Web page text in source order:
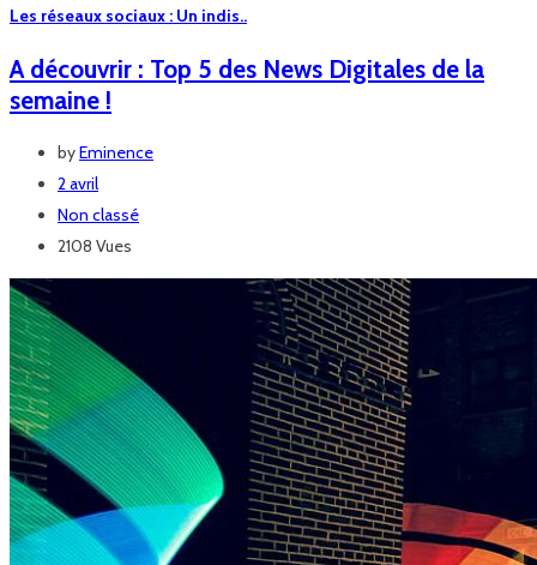
Les réseaux sociaux : Un indis..
A découvrir : Top 5 des News Digitales de la
semaine !
byEminence
2 avril
Non classé
2108 Vues